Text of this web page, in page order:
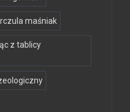
maśniak
z tablicy